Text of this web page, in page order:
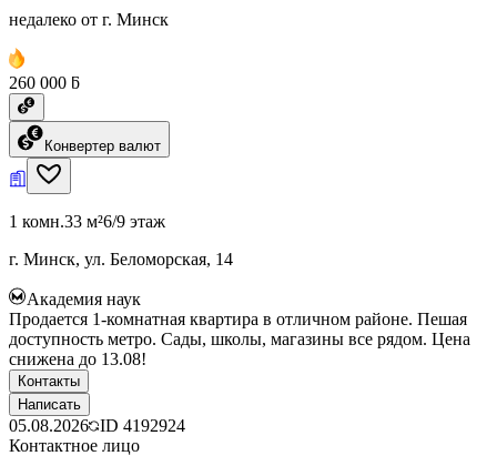
недалеко от г. Минск
260 000 ƃ
Конвертер валют
1 комн.33 м²6/9 этаж
г. Минск, ул. Беломорская, 14
Академия наук
Продается 1-комнатная квартира в отличном районе. Пешая
доступность метро. Сады, школы, магазины все рядом. Цена
снижена до 13.08!
Контакты
Написать
05.08.2026 ID 4192924
Контактное лицо